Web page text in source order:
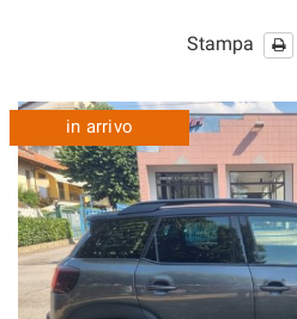
LISTA VEICOLI
Stampa
in arrivo